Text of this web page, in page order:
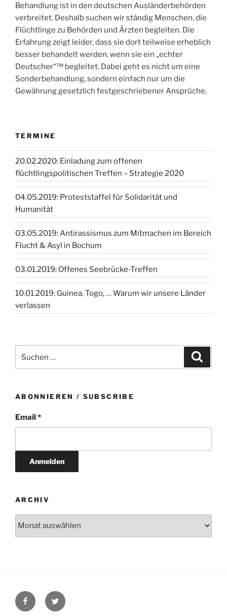
Behandlung ist in den deutschen Ausländerbehörden
verbreitet. Deshalb suchen wir ständig Menschen, die
Flüchtlinge zu Behörden und Ärzten begleiten. Die
Erfahrung zeigt leider, dass sie dort teilweise erheblich
besser behandelt werden, wenn sie ein „echter
Deutscher“™ begleitet. Dabei geht es nicht um eine
Sonderbehandlung, sondern einfach nur um die
Gewährung gesetzlich festgeschriebener Ansprüche.
TERMINE
20.02.2020: Einladung zum offenen
flüchtlingspolitischen Treffen – Strategie 2020
04.05.2019: Proteststaffel für Solidarität und
Humanität
03.05.2019: Antirassismus zum Mitmachen im Bereich
Flucht & Asyl in Bochum
03.01.2019: Offenes Seebrücke-Treffen
10.01.2019: Guinea, Togo, … Warum wir unsere Länder
verlassen
nach:
ABONNIEREN / SUBSCRIBE
Email *
ARCHIV
FacebookTwitter